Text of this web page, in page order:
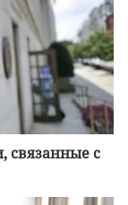
связанные с